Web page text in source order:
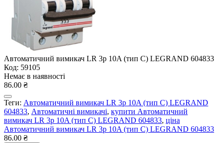
Автоматичний вимикач LR 3р 10A (тип С) LEGRAND 604833
Код: 59105
Немає в наявності
86.00 ₴
Теги: Автоматичний вимикач LR 3р 10A (тип С) LEGRAND
604833, Автоматичні вимикачі, купити Автоматичний
вимикач LR 3р 10A (тип С) LEGRAND 604833, ціна
Автоматичний вимикач LR 3р 10A (тип С) LEGRAND 604833
86.00 ₴